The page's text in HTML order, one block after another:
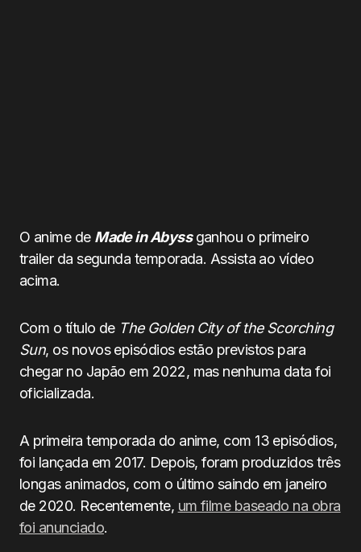
O anime de Made in Abyssganhou o primeiro
trailer da segunda temporada. Assista ao vídeo
acima.
Com o título de The Golden City of the Scorching
Sun, os novos episódios estão previstos para
chegar no Japão em 2022, mas nenhuma data foi
oficializada.
A primeira temporada do anime, com 13 episódios,
foi lançada em 2017. Depois, foram produzidos três
longas animados, com o último saindo em janeiro
de 2020. Recentemente, um filme baseado na obra
foi anunciado.